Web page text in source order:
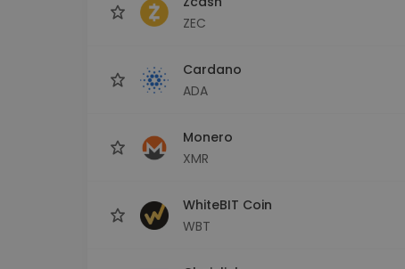
ZEC
Cardano
ADA
Monero
XMR
WhiteBIT Coin
WBT